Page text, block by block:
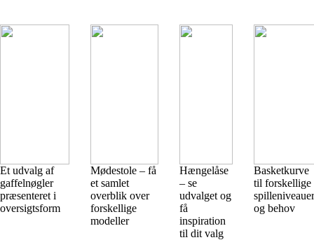
Et udvalg af
gaffelnøgler
præsenteret i
oversigtsform
Mødestole – få
et samlet
overblik over
forskellige
modeller
Hængelåse
– se
udvalget og
få
inspiration
til dit valg
Basketkurve
til forskellige
spilleniveauer
og behov